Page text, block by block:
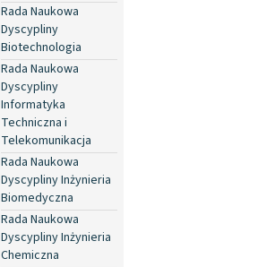
Rada Naukowa
Dyscypliny
Biotechnologia
Rada Naukowa
Dyscypliny
Informatyka
Techniczna i
Telekomunikacja
Rada Naukowa
Dyscypliny Inżynieria
Biomedyczna
Rada Naukowa
Dyscypliny Inżynieria
Chemiczna